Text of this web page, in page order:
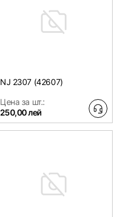
NJ 2307 (42607)
Цена за шт.:
250,00 лей